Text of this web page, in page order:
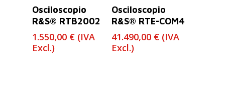
Leer Más
Osciloscopio
R&S® RTB2002
1.550,00 € (IVA
Excl.)
Leer Más
Osciloscopio
R&S® RTE-COM4
41.490,00 € (IVA
Excl.)